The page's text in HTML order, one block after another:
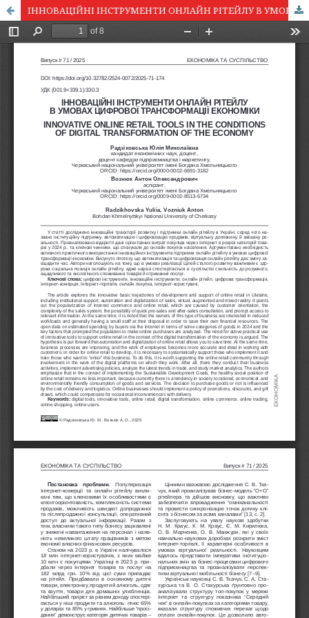
ІННОВАЦІЙНІ ІНСТРУМЕНТИ ОНЛАЙН РІТЕЙЛУ В УМОВАХ ЦИФРОВОЇ ТРАНСФОРМАЦІЇ ЕКОНОМІКИ